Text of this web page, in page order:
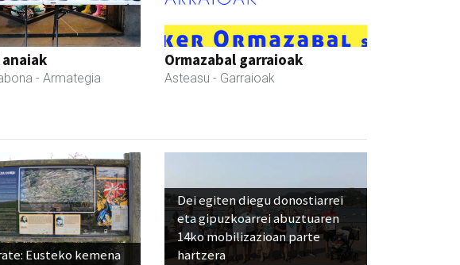
- Armategia
Ormazabal garraioak
Asteasu - Garraioak
Eusteko kemena
Dei egiten diegu donostiarrei
eta gipuzkoarrei abuztuaren
14ko mobilizazioan parte
hartzera